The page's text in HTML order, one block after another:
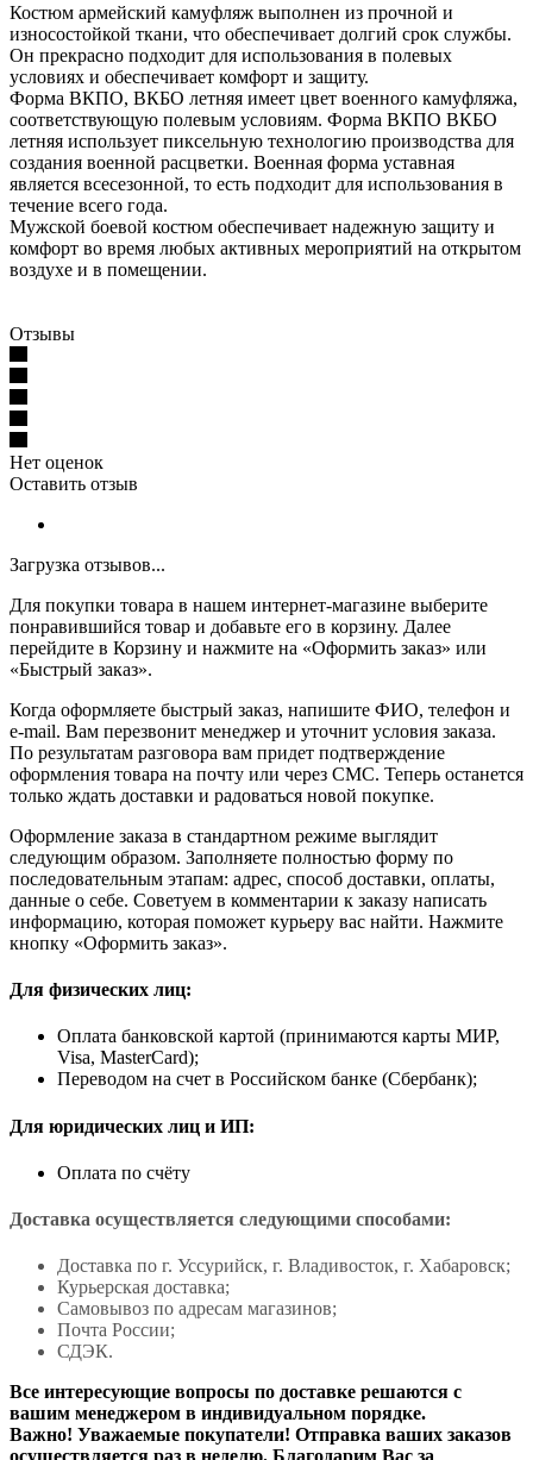
Костюм армейский камуфляж выполнен из прочной и
износостойкой ткани, что обеспечивает долгий срок службы.
Он прекрасно подходит для использования в полевых
условиях и обеспечивает комфорт и защиту.
Форма ВКПО, ВКБО летняя имеет цвет военного камуфляжа,
соответствующую полевым условиям. Форма ВКПО ВКБО
летняя использует пиксельную технологию производства для
создания военной расцветки. Военная форма уставная
является всесезонной, то есть подходит для использования в
течение всего года.
Мужской боевой костюм обеспечивает надежную защиту и
комфорт во время любых активных мероприятий на открытом
воздухе и в помещении.
Отзывы
Нет оценок
Оставить отзыв
Загрузка отзывов...
Для покупки товара в нашем интернет-магазине выберите
понравившийся товар и добавьте его в корзину. Далее
перейдите в Корзину и нажмите на «Оформить заказ» или
«Быстрый заказ».
Когда оформляете быстрый заказ, напишите ФИО, телефон и
e-mail. Вам перезвонит менеджер и уточнит условия заказа.
По результатам разговора вам придет подтверждение
оформления товара на почту или через СМС. Теперь останется
только ждать доставки и радоваться новой покупке.
Оформление заказа в стандартном режиме выглядит
следующим образом. Заполняете полностью форму по
последовательным этапам: адрес, способ доставки, оплаты,
данные о себе. Советуем в комментарии к заказу написать
информацию, которая поможет курьеру вас найти. Нажмите
кнопку «Оформить заказ».
Для физических лиц:
Оплата банковской картой (принимаются карты МИР,
Visa, MasterCard);
Переводом на счет в Российском банке (Сбербанк);
Для юридических лиц и ИП:
Оплата по счёту
Доставка осуществляется следующими способами:
Доставка по г. Уссурийск, г. Владивосток, г. Хабаровск;
Курьерская доставка;
Самовывоз по адресам магазинов;
Почта России;
СДЭК.
Все интересующие вопросы по доставке решаются с
вашим менеджером в индивидуальном порядке.
Важно! Уважаемые покупатели! Отправка ваших заказов